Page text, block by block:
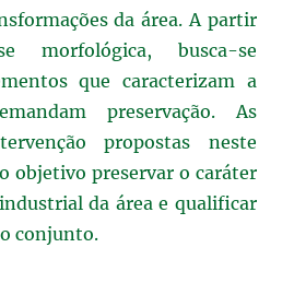
da área. A partir
morfológica, busca-se
que caracterizam a
preservação. As
propostas neste
objetivo preservar o caráter
da área e qualificar
conjunto.